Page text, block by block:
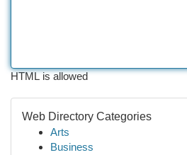
HTML is allowed
Web Directory Categories
Arts
Business